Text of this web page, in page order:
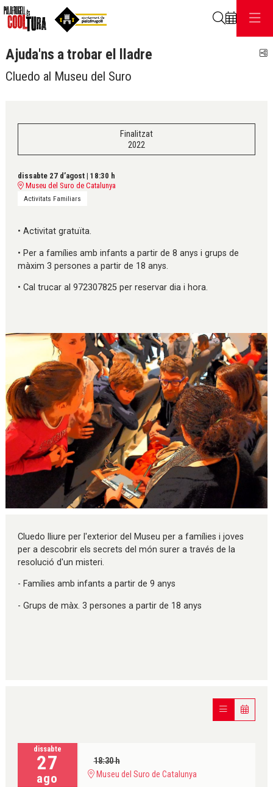
Ajuda'ns a trobar el lladre
Cluedo al Museu del Suro
Finalitzat
2022
dissabte 27 d’agost | 18:30 h
Museu del Suro de Catalunya
Activitats Familiars
• Activitat gratuïta.
• Per a famílies amb infants a partir de 8 anys i grups de
màxim 3 persones a partir de 18 anys.
• Cal trucar al 972307825 per reservar dia i hora.
Cluedo lliure per l'exterior del Museu per a famílies i joves
per a descobrir els secrets del món surer a través de la
resolució d'un misteri.
- Famílies amb infants a partir de 9 anys
- Grups de màx. 3 persones a partir de 18 anys
dissabte
27
ago
18:30 h
Museu del Suro de Catalunya